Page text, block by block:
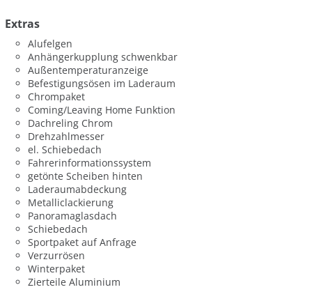
Extras
Alufelgen
Anhängerkupplung schwenkbar
Außentemperaturanzeige
Befestigungsösen im Laderaum
Chrompaket
Coming/Leaving Home Funktion
Dachreling Chrom
Drehzahlmesser
el. Schiebedach
Fahrerinformationssystem
getönte Scheiben hinten
Laderaumabdeckung
Metalliclackierung
Panoramaglasdach
Schiebedach
Sportpaket auf Anfrage
Verzurrösen
Winterpaket
Zierteile Aluminium